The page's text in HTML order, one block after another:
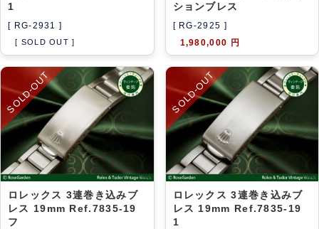
1
[ RG-2931 ]
[ SOLD OUT ]
ションブレス
[ RG-2925 ]
1,980,000 円
SOLD-OUT
ロレックス 3連巻き込みブ
レス 19mm Ref.7835-19
フ
SOLD-OUT
ロレックス 3連巻き込みブ
レス 19mm Ref.7835-19
1